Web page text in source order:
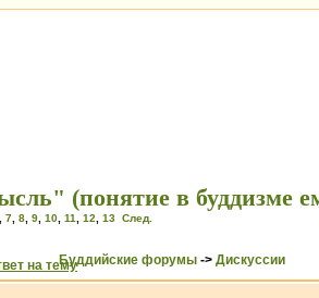
(понятие в буддизме
7 8 9 10 11 12 13 След.
Буддийские форумы -> Дискуссии